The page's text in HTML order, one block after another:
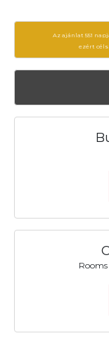
Az ajánlat 551
ezért